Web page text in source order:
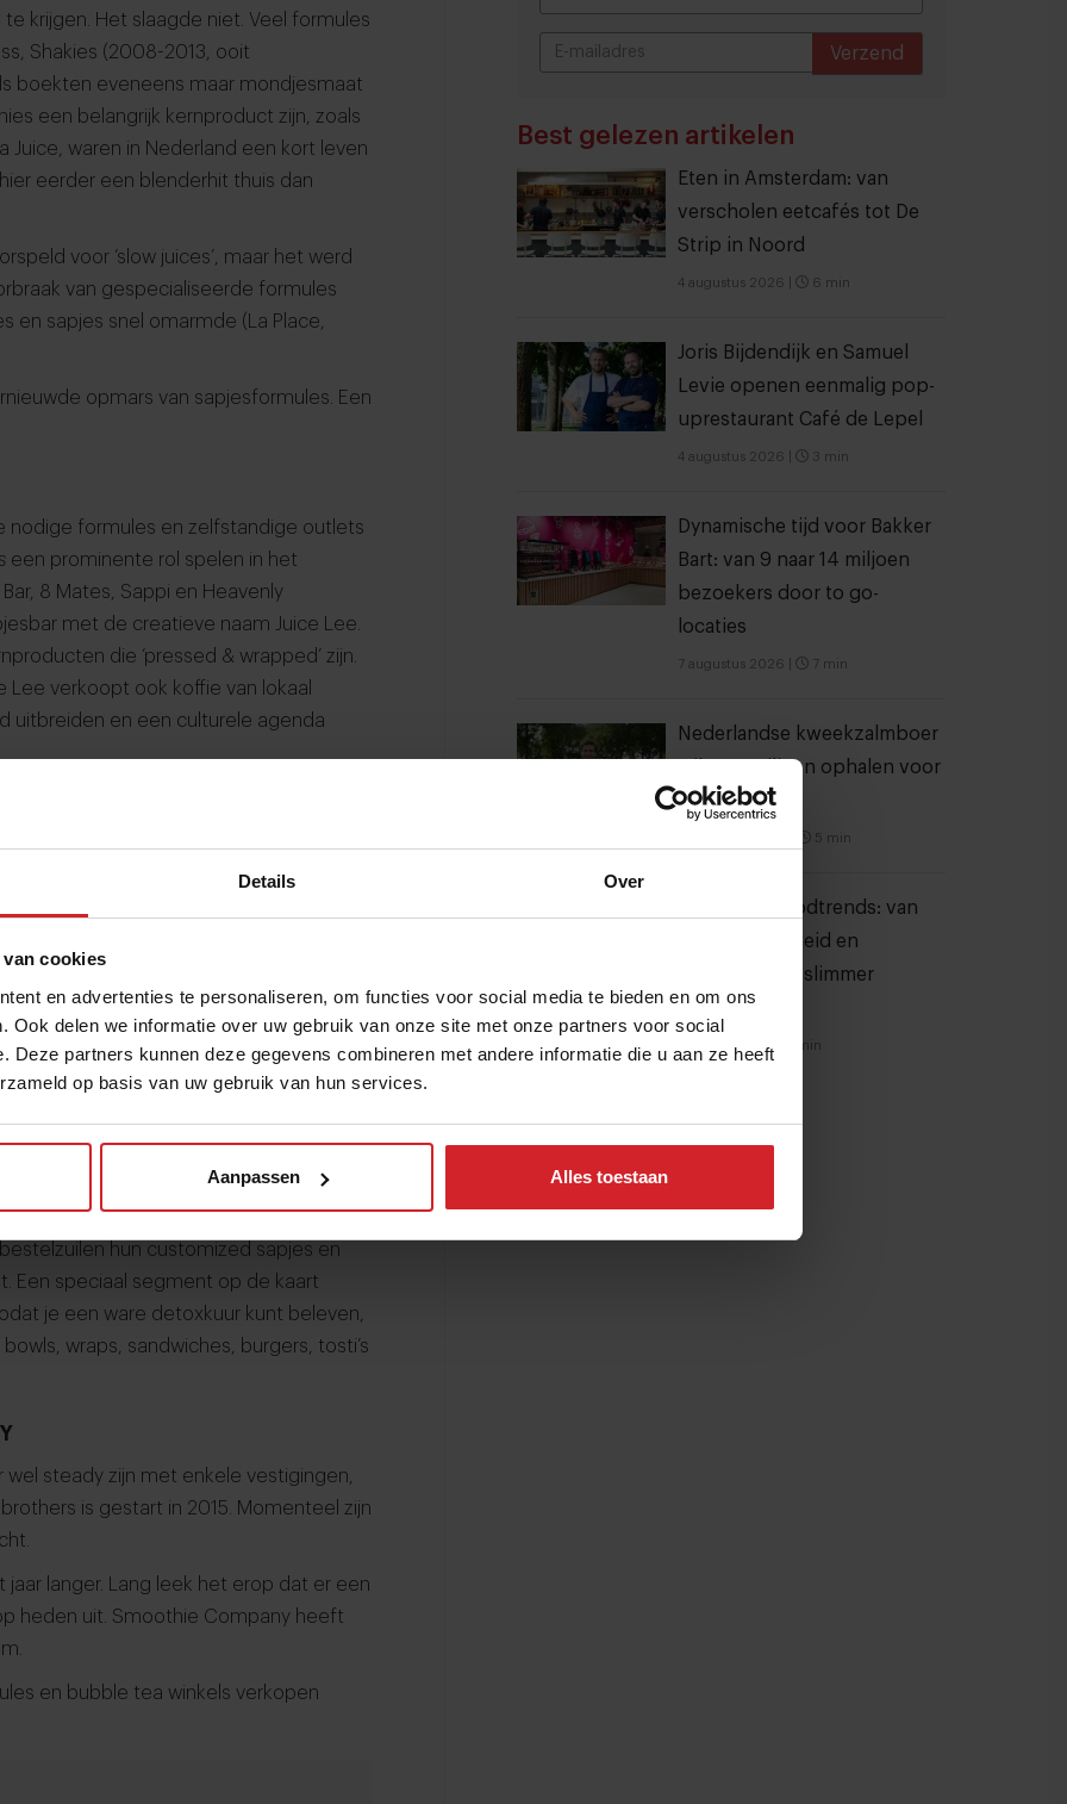
Details Over
cookies
en advertenties te personaliseren, om functies voor social media te bieden en om ons
Ook delen we informatie over uw gebruik van onze site met onze partners voor social
Deze partners kunnen deze gegevens combineren met andere informatie die u aan ze heeft
op basis van uw gebruik van hun services.
Aanpassen Alles toestaan
krijgen. Het slaagde niet. Veel formules
Shakies (2008-2013, ooit
boekten eveneens maar mondjesmaat
een belangrijk kernproduct zijn, zoals
Juice, waren in Nederland een kort leven
eerder een blenderhit thuis dan
voor ‘slow juices’, maar het werd
van gespecialiseerde formules
sapjes snel omarmde (La Place,
opmars van sapjesformules. Een
nodige formules en zelfstandige outlets
een prominente rol spelen in het
8 Mates, Sappi en Heavenly
met de creatieve naam Juice Lee.
die ‘pressed & wrapped’ zijn.
verkoopt ook koffie van lokaal
uitbreiden en een culturele agenda
formule Joe & The Juice. In Europa,
enkele honderden vestigingen. In
hoofdstad zijn eerste Nederlandse
met vijf outlets in Amsterdam,
Haag en op Schiphol. Kernproduct van
‘large of signature juice’ met een
assortiment aan sappen en shots is
en koffie en thee.
Fresh Factory. Kernproducten: salades,
hun customized sapjes en
Een speciaal segment op de kaart
je een ware detoxkuur kunt beleven,
wraps, sandwiches, burgers, tosti’s
steady zijn met enkele vestigingen,
is gestart in 2015. Momenteel zijn
langer. Lang leek het erop dat er een
heden uit. Smoothie Company heeft
en bubble tea winkels verkopen
Verzend
Best gelezen artikelen
Eten in Amsterdam: van
verscholen eetcafés tot De
Strip in Noord
4 augustus 2026 6 min
Joris Bijdendijk en Samuel
Levie openen eenmalig pop-
uprestaurant Café de Lepel
4 augustus 2026 3 min
Dynamische tijd voor Bakker
Bart: van 9 naar 14 miljoen
bezoekers door to go-
locaties
7 augustus 2026 7 min
Nederlandse kweekzalmboer
wil €1,5 miljoen ophalen voor
verdere groei
5 min
10 globale foodtrends: van
darmgezondheid en
brainfood tot slimmer
snacken
23 juli 2026 | 6 min